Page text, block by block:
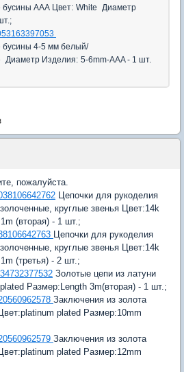
AAA Цвет: White Диаметр
4-5 мм белый/
Диаметр Изделия: 5-6mm-AAA - 1 шт.
пожалуйста.
Цепочки для рукоделия
круглые звенья Цвет:14k
(вторая) - 1 шт.;
Цепочки для рукоделия
круглые звенья Цвет:14k
(третья) - 2 шт.;
Золотые цепи из латуни
Размер:Length 3m(вторая) - 1 шт.;
Заключения из золота
plated Размер:10mm
Заключения из золота
plated Размер:12mm